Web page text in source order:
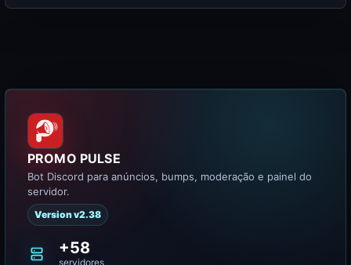
PROMO PULSE
Bot Discord para anúncios, bumps, moderação e painel do
servidor.
Version v2.38
+58
servidores